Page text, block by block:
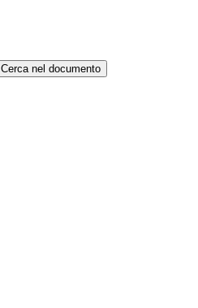
Cerca nel documento